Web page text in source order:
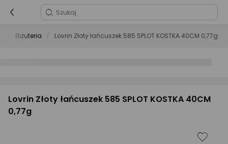
Biżuteria Lovrin Złoty łańcuszek 585 SPLOT KOSTKA 40CM 0,77g
Lovrin Złoty łańcuszek 585 SPLOT KOSTKA 40CM
0,77g